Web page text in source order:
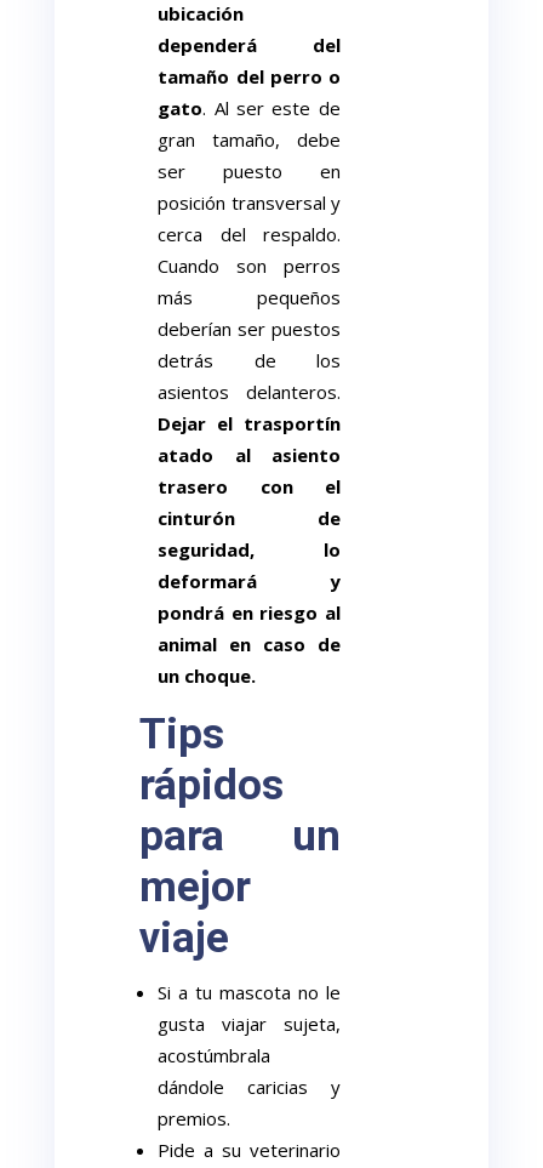
ubicación
dependerá del
tamaño del perro o
gato. Al ser este de
gran tamaño, debe
ser puesto en
posición transversal y
cerca del respaldo.
Cuando son perros
más pequeños
deberían ser puestos
detrás de los
asientos delanteros.
Dejar el trasportín
atado al asiento
trasero con el
cinturón de
seguridad, lo
deformará y
pondrá en riesgo al
animal en caso de
un choque.
Tips
rápidos
para un
mejor
viaje
Si a tu mascota no le
gusta viajar sujeta,
acostúmbrala
dándole caricias y
premios.
Pide a su veterinario